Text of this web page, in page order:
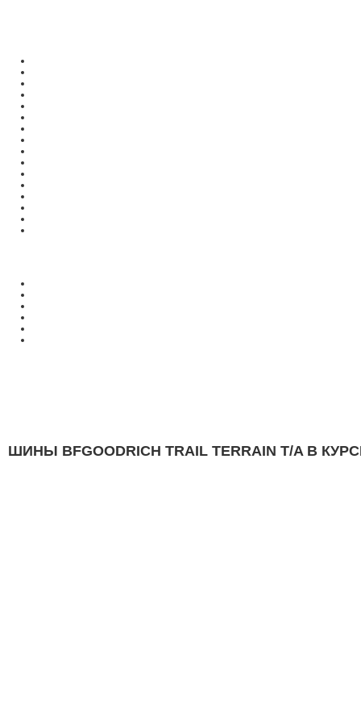
ШИНЫ BFGOODRICH TRAIL TERRAIN T/A В